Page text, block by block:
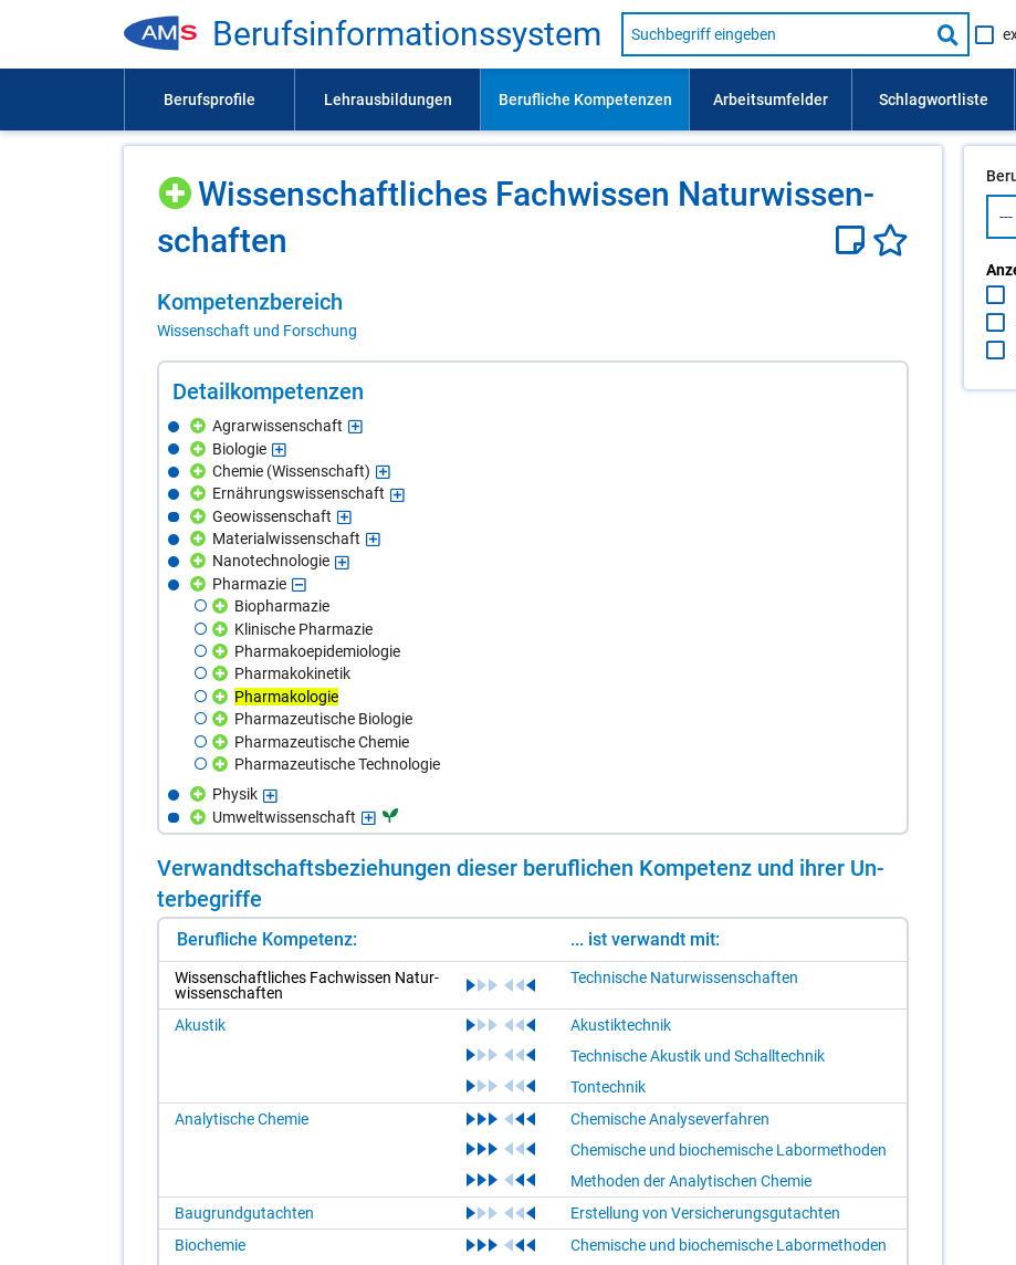
Be­rufs­in­for­ma­ti­ons­sys­tem
Suche
nach
Lehrausbildung,
usw.
Suche
starten
Wis­sen­schaft­li­ches Fach­wis­sen Na­tur­wis­sen­
schaf­ten
Kom­pe­tenz­be­reich
Wissenschaft und Forschung
De­tail­kom­pe­ten­zen
Agrarwissenschaft
Biologie
Chemie (Wissenschaft)
Ernährungswissenschaft
Geowissenschaft
Materialwissenschaft
Nanotechnologie
Pharmazie
Biopharmazie
Klinische Pharmazie
Pharmakoepidemiologie
Pharmakokinetik
Pharmakologie
Pharmazeutische Biologie
Pharmazeutische Chemie
Pharmazeutische Technologie
Physik
Umweltwissenschaft
Ver­wandt­schafts­be­zie­hun­gen die­ser be­ruf­li­chen Kom­pe­tenz und ih­rer Un­
ter­be­grif­fe
Berufliche Kompetenz: ... ist verwandt mit:
Wis­sen­schaft­li­ches Fach­wis­sen Na­tur­
wis­sen­schaf­ten
Technische Naturwissenschaften
Akustik
Akustiktechnik
Technische Akustik und Schalltechnik
Tontechnik
Analytische Chemie
Chemische Analyseverfahren
Chemische und biochemische Labormethoden
Methoden der Analytischen Chemie
Baugrundgutachten
Erstellung von Versicherungsgutachten
Biochemie
Chemische und biochemische Labormethoden